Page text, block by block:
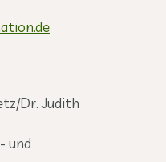
Dr. Judith
und